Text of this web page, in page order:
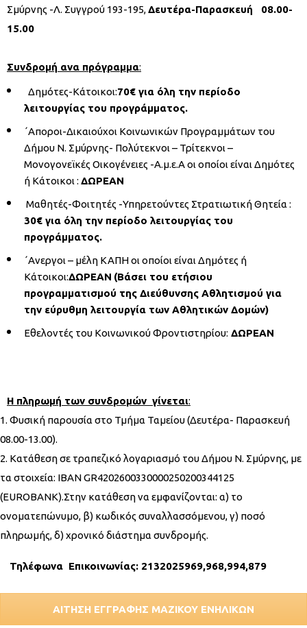
Σμύρνης -Λ. Συγγρού 193-195,Δευτέρα-Παρασκευή 08.00-
15.00
Συνδρομή ανα πρόγραμμα:
Δημότες-Κάτοικοι:70€ για όλη την περίοδο
λειτουργίας του προγράμματος.
΄Αποροι-Δικαιούχοι Κοινωνικών Προγραμμάτων του
Δήμου Ν. Σμύρνης- Πολύτεκνοι – Τρίτεκνοι –
Μονογονεϊκές Οικογένειες -Α.μ.ε.Α οι οποίοι είναι Δημότες
ή Κάτοικοι : ΔΩΡΕΑΝ
Μαθητές-Φοιτητές -Υπηρετούντες Στρατιωτική Θητεία :
30€ για όλη την περίοδο λειτουργίας του
προγράμματος.
΄Ανεργοι – μέλη ΚΑΠΗ οι οποίοι είναι Δημότες ή
Κάτοικοι:ΔΩΡΕΑΝ (Βάσει του ετήσιου
προγραμματισμού της Διεύθυνσης Αθλητισμού για
την εύρυθμη λειτουργία των Αθλητικών Δομών)
Εθελοντές του Κοινωνικού Φροντιστηρίου: ΔΩΡΕΑΝ
Η πληρωμή των συνδρομών γίνεται:
Φυσική παρουσία στο Τμήμα Ταμείου (Δευτέρα- Παρασκευή
08.00-13.00).
Κατάθεση σε τραπεζικό λογαριασμό του Δήμου Ν. Σμύρνης, με
τα στοιχεία: ΙΒΑΝ GR4202600330000250200344125
(EUROBANK).Στην κατάθεση να εμφανίζονται: α) το
ονοματεπώνυμο, β) κωδικός συναλλασσόμενου, γ) ποσό
πληρωμής, δ) χρονικό διάστημα συνδρομής.
Τηλέφωνα Επικοινωνίας: 2132025969,968,994,879
ΑΙΤΗΣΗ ΕΓΓΡΑΦΗΣ ΜΑΖΙΚΟΥ ΕΝΗΛΙΚΩΝ